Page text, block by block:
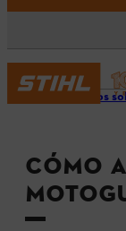
Consejos
CÓMO